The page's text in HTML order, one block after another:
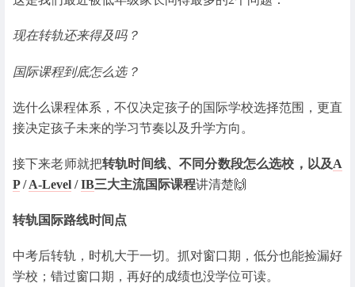
现在转轨还来得及吗？
国际课程到底怎么选？
选什么课程体系，不仅决定孩子的国际学校选择范围，更直
接决定孩子未来的学习节奏以及升学方向。
接下来老师就把转轨时间线、不同分数段怎么选校，以及A
P/A-Level /IB三大主流国际课程讲清楚🙌
转轨国际路线时间点
中考后转轨，时机大于一切。抓对窗口期，低分也能捡漏好
学校；错过窗口期，再好的成绩也没学位可读。